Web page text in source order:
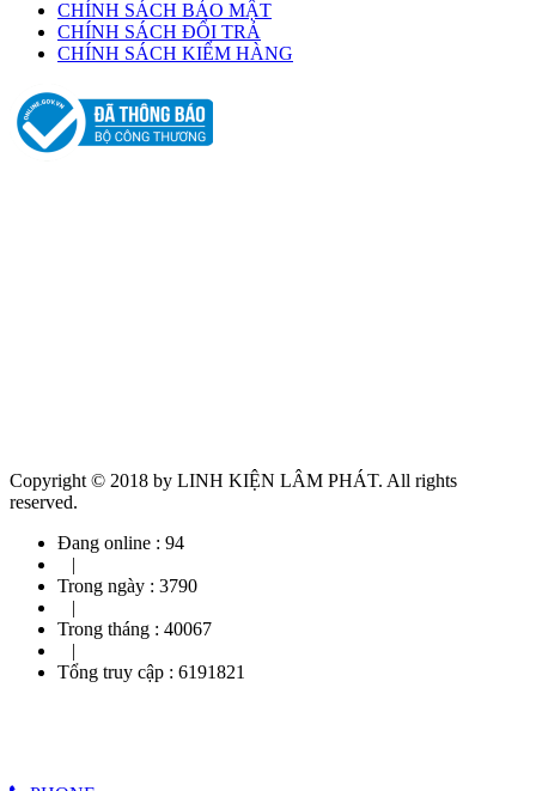
CHÍNH SÁCH BẢO MẬT
CHÍNH SÁCH ĐỔI TRẢ
CHÍNH SÁCH KIỂM HÀNG
Copyright © 2018 by LINH KIỆN LÂM PHÁT. All rights
reserved.
Đang online : 94
|
Trong ngày : 3790
|
Trong tháng : 40067
|
Tổng truy cập : 6191821